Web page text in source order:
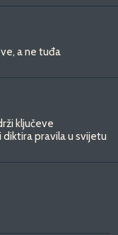
a ne tuđa
ključeve
pravila u svijetu